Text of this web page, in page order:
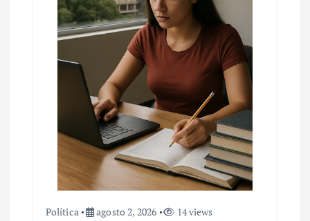
Política agosto 2, 2026 14 views